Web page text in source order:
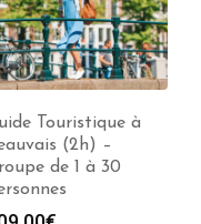
Touristique à
(2h) –
de 1 à 30